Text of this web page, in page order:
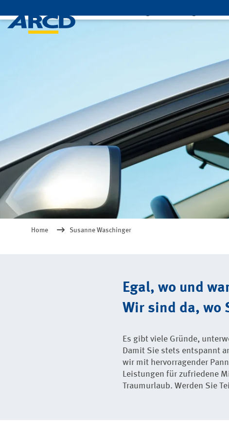
Home Susanne Waschinger
Egal, wo und
Wir sind da, wo
Es gibt viele Gründe,
Damit Sie stets entspannt
wir mit hervorragender
Leistungen für zufriedene
Traumurlaub. Werden Sie